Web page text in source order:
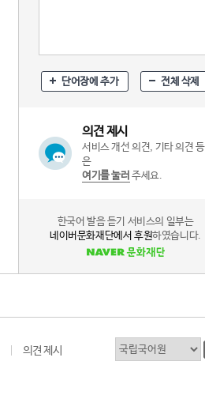
단어장에 추가 전체 삭제
의견 제시
서비스 개선 의견, 기타 의견 등
은
여기를 눌러 주세요.
한국어 발음 듣기 서비스의 일부는
네이버문화재단에서 후원하였습니다.
의견 제시